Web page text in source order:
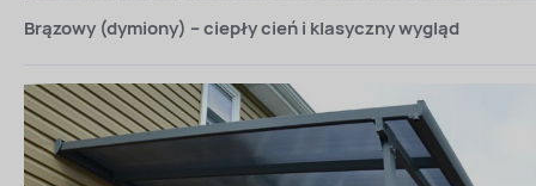
Brązowy (dymiony) – ciepły cień i klasyczny wygląd